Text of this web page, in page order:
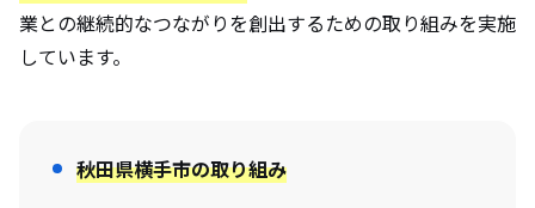
業との継続的なつながりを創出するための取り組みを実施
しています。
秋田県横手市の取り組み